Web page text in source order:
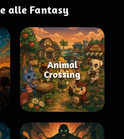
alle Fantasy
Animal
Crossing